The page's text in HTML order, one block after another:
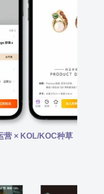
营 × KOL/KOC种草